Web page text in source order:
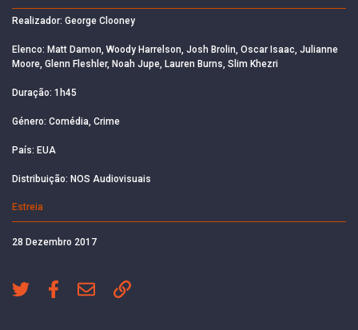
Realizador: George Clooney
Elenco: Matt Damon, Woody Harrelson, Josh Brolin, Oscar Isaac, Julianne
Moore, Glenn Fleshler, Noah Jupe, Lauren Burns, Slim Khezri
Duração: 1h45
Género: Comédia, Crime
País: EUA
Distribuição: NOS Audiovisuais
Estreia
28 Dezembro 2017